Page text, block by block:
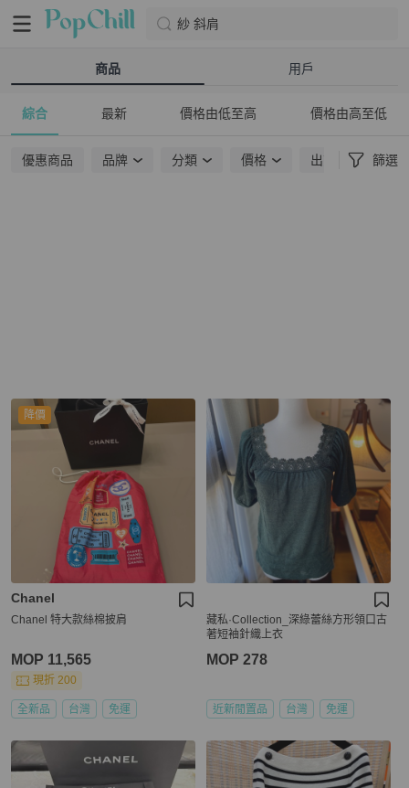
紗 斜肩
商品 用戶
綜合 最新 價格由低至高 價格由高至低
優惠商品 品牌 分類 價格 出貨地點 篩選
降價
Chanel
Chanel 特大款絲棉披肩
MOP 11,565
現折 200
全新品 台灣 免運
藏私·Collection_深綠蕾絲方形領口古
著短袖針織上衣
MOP 278
近新閒置品 台灣 免運